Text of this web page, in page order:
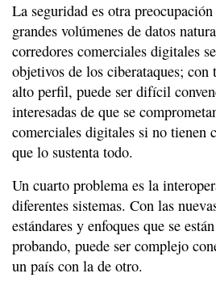
La seguridad es otra
grandes volúmenes de datos
corredores comerciales digitales
objetivos de los ciberataques; con
alto perfil, puede ser difícil
interesadas de que se
comerciales digitales si no tienen
que lo sustenta todo.
Un cuarto problema es la
diferentes sistemas. Con las
estándares y enfoques que se
probando, puede ser complejo
un país con la de otro.